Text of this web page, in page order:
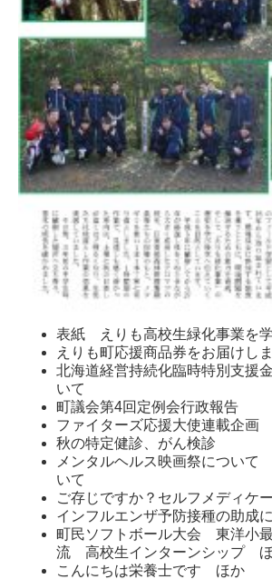
表紙 えりも高校生緑化事業を
えりも町応援商品券をお届けし
北海道経営持続化臨時特別支援
いて
町議会第4回定例会行政報告
ファイターズ応援大使連載企画
秋の特定健診、がん検診
メンタルヘルス映画祭について
いて
ご存じですか？セルフメディケ
インフルエンザ予防接種の助成
町民ソフトボール大会 東洋小
流 高校生インターンシップ
こんにちは栄養士です ほか